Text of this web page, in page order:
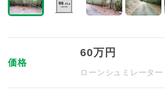
価格
60万円
ローンシュミレーター